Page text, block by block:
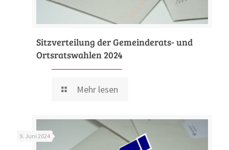
Sitzverteilung der Gemeinderats- und
Ortsratswahlen 2024
Mehr lesen
9. Juni 2024